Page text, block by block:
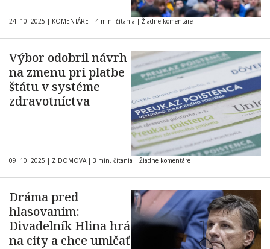
24. 10. 2025 | KOMENTÁRE | 4 min. čítania | Žiadne komentáre
Výbor odobril návrh
na zmenu pri platbe
štátu v systéme
zdravotníctva
09. 10. 2025 | Z DOMOVA | 3 min. čítania | Žiadne komentáre
Dráma pred
hlasovaním:
Divadelník Hlina hrá
na city a chce umlčať